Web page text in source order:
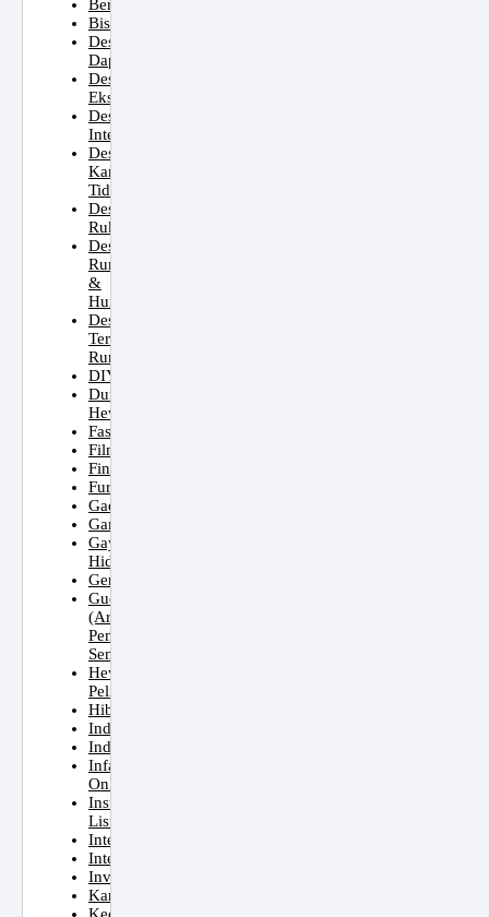
Bersepeda
Bisnis
Desain
Dapur
Desain
Eksterior
Desain
Interior
Desain
Kamar
Tidur
Desain
Ruko
Desain
Rumah
&
Hunian
Desain
Teras
Rumah
DIY
Dunia
Hewan
Fashion
Film
Finansial
Furniture
Gadget
Game
Gaya
Hidup
Genset
Gudang
(Areal
Penyimpanan
Sementara)
Hewan
Peliharaan
Hiburan
Indonesia
Industri
Infaq
Online
Instalasi
Listrik
Internasional
Internet
Investasi
Karir